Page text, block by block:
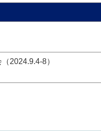
2024.9.4-8）